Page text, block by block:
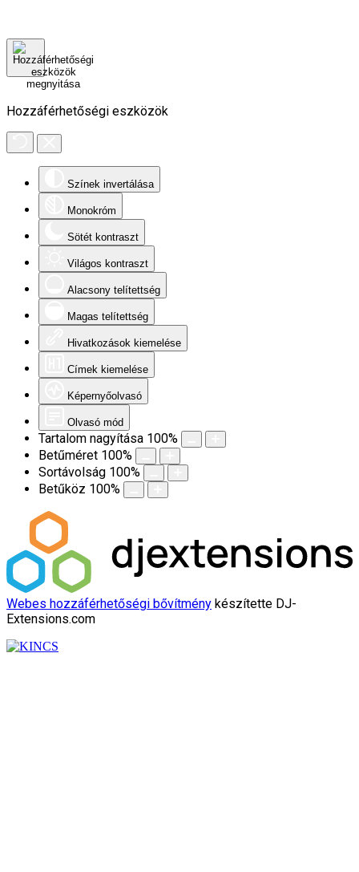
Hozzáférhetőségi eszközök
Színek invertálása
Monokróm
Sötét kontraszt
Világos kontraszt
Alacsony telítettség
Magas telítettség
Hivatkozások kiemelése
Címek kiemelése
Képernyőolvasó
Olvasó mód
Tartalom nagyítása 100%
Betűméret 100%
Sortávolság 100%
Betűköz 100%
Webes hozzáférhetőségi bővítmény készítette DJ-
Extensions.com